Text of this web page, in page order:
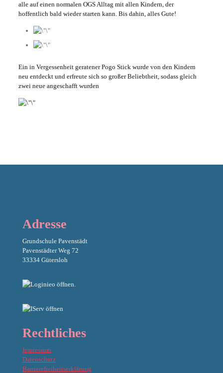
alle auf einen normalen OGS Alltag mit allen Kindern, der
hoffentlich bald wieder starten kann. Bis dahin, alles Gute!
Ein in Vergessenheit geratener Pogo Stick wurde von den Kindern
neu entdeckt und erfreute sich so großer Beliebtheit, sodass gleich
zwei neue angeschafft wurden
Adresse
Grundschule Pavenstädt
Pavenstädter Weg 72
33334 Gütersloh
Rechtliches
Impressum
Datenschutz
Barrierefreiheitserklärung